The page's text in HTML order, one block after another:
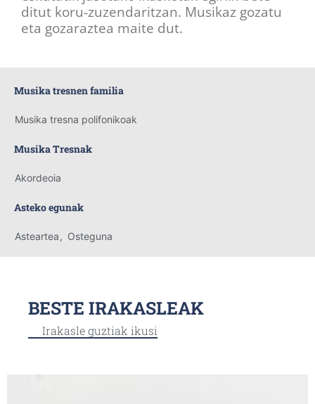
ditut koru-zuzendaritzan. Musikaz gozatu
eta gozaraztea maite dut.
Musika tresnen familia
Musika tresna polifonikoak
Musika Tresnak
Akordeoia
Asteko egunak
Asteartea, Osteguna
BESTE IRAKASLEAK
Irakasle guztiak ikusi